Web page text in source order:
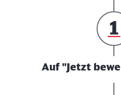
Auf "Jetzt